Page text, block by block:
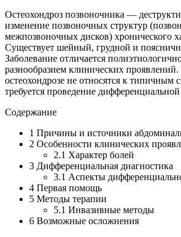
Остеохондроз позвоночника —
изменение позвоночных структур
межпозвоночных дисков) хронического
Существует шейный, грудной и
Заболевание отличается
разнообразием клинических
остеохондрозе не относятся к типичным
требуется проведение
Содержание
1 Причины и источники
2 Особенности клинических
2.1 Характер болей
3 Дифференциальная диагностика
3.1 Аспекты
4 Первая помощь
5 Методы терапии
5.1 Инвазивные методы
6 Возможные осложнения